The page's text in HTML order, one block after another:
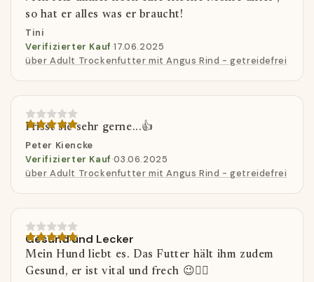
so hat er alles was er braucht!
Tini
Verifizierter Kauf·17.06.2025
über Adult Trockenfutter mit Angus Rind - getreidefrei
Frisst sie sehr gerne...👍
Peter Kiencke
Verifizierter Kauf·03.06.2025
über Adult Trockenfutter mit Angus Rind - getreidefrei
Gesund und Lecker
Mein Hund liebt es. Das Futter hält ihm zudem
Gesund, er ist vital und frech 😉👍🏼